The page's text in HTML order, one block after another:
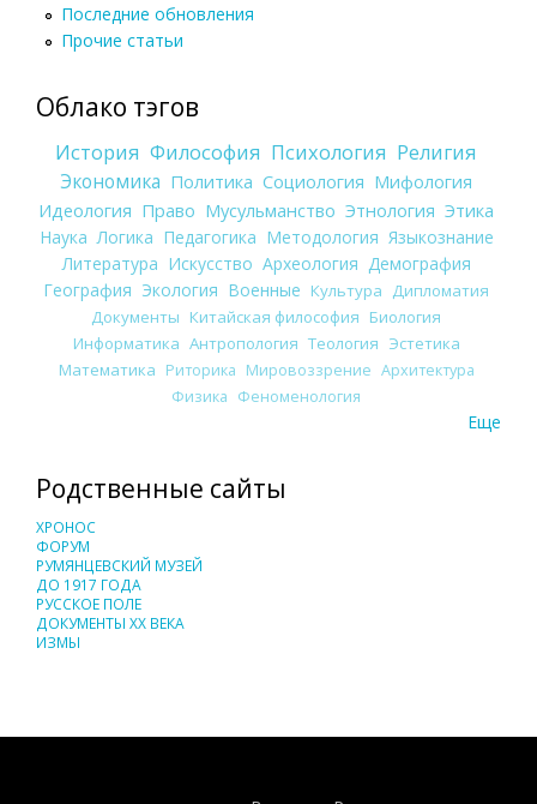
Последние обновления
Прочие статьи
Облако тэгов
История Философия Психология Религия
Экономика Политика Социология Мифология
Идеология Право Мусульманство Этнология Этика
Наука Логика Педагогика Методология Языкознание
Литература Искусство Археология Демография
География Экология Военные Культура
Дипломатия
Документы Китайская философия Биология
Информатика Антропология Теология Эстетика
Математика Риторика Мировоззрение Архитектура
Физика Феноменология
Еще
Родственные сайты
ХРОНОС
ФОРУМ
РУМЯНЦЕВСКИЙ МУЗЕЙ
ДО 1917 ГОДА
РУССКОЕ ПОЛЕ
ДОКУМЕНТЫ XX ВЕКА
ИЗМЫ